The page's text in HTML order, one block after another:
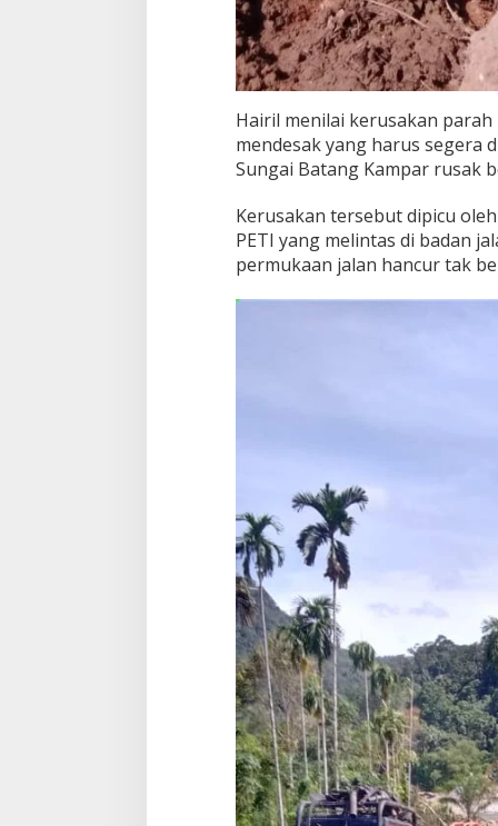
Hairil menilai kerusakan
mendesak yang harus segera
Sungai Batang Kampar rusak
Kerusakan tersebut dipicu
PETI yang melintas di badan
permukaan jalan hancur tak